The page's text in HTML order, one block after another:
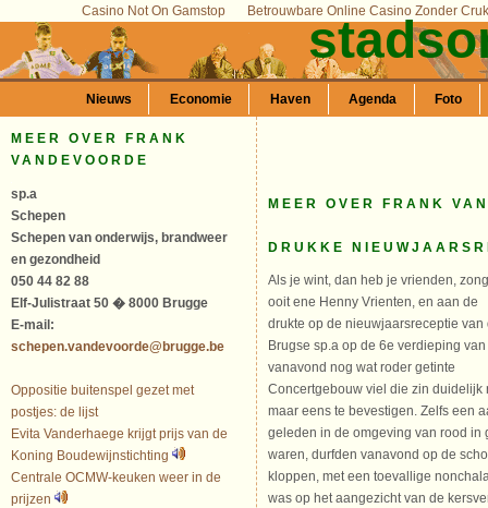
Casino Not On Gamstop Betrouwbare Online Casino Zonder
Nieuws Economie Haven Agenda Foto
MEER OVER FRANK
VANDEVOORDE
sp.a
Schepen
Schepen van onderwijs, brandweer
en gezondheid
050 44 82 88
Elf-Julistraat 50 � 8000 Brugge
E-mail:
schepen.vandevoorde@brugge.be
Oppositie buitenspel gezet met
postjes: de lijst
Evita Vanderhaege krijgt prijs van de
Koning Boudewijnstichting
Centrale OCMW-keuken weer in de
prijzen
MEER OVER FRANK
DRUKKE
Als je wint, dan heb je vrienden, zong
ooit ene Henny Vrienten, en aan de
drukte op de nieuwjaarsreceptie van
Brugse sp.a op de 6e verdieping
vanavond nog wat roder getinte
Concertgebouw viel die zin duidelijk
maar eens te bevestigen. Zelfs een
geleden in de omgeving van rood
waren, durfden vanavond op de
kloppen, met een toevallige
was op het aangezicht van de